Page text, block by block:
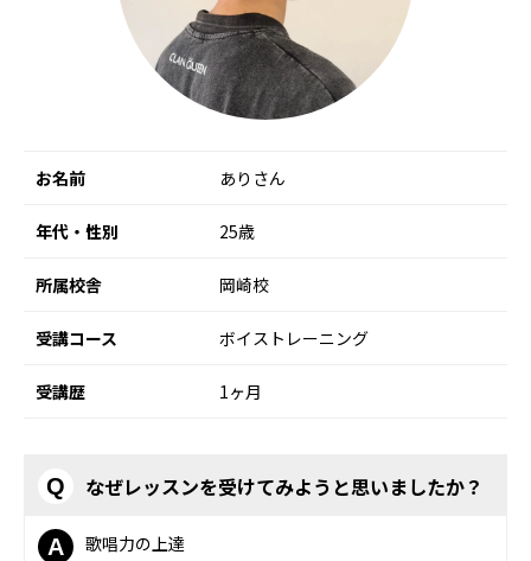
お名前 ありさん
年代・性別 25歳
所属校舎 岡崎校
受講コース ボイストレーニング
受講歴 1ヶ月
Q なぜレッスンを受けてみようと思いましたか？
A 歌唱力の上達